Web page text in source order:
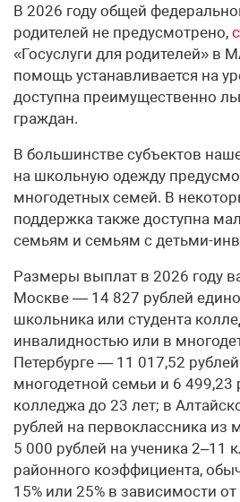
В 2026 году общей
родителей не предусмотрено,
«Госуслуги для родителей» в
помощь устанавливается на
доступна преимущественно
граждан.
В большинстве субъектов
на школьную одежду
многодетных семей. В
поддержка также доступна
семьям и семьям с детьми-
Размеры выплат в 2026 году
Москве — 14 827 рублей
школьника или студента
инвалидностью или в
Петербурге — 11 017,52
многодетной семьи и 6 499,23
колледжа до 23 лет; в
рублей на первоклассника из
5 000 рублей на ученика 2–11
районного коэффициента,
15% или 25% в зависимости